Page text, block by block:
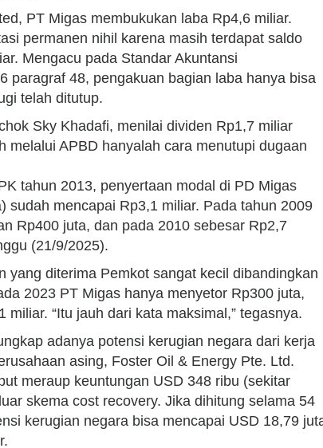
PT Migas membukukan laba Rp4,6 miliar.
permanen nihil karena masih terdapat saldo
Mengacu pada Standar Akuntansi
paragraf 48, pengakuan bagian laba hanya bisa
telah ditutup.
Sky Khadafi, menilai dividen Rp1,7 miliar
melalui APBD hanyalah cara menutupi dugaan
tahun 2013, penyertaan modal di PD Migas
sudah mencapai Rp3,1 miliar. Pada tahun 2009
Rp400 juta, dan pada 2010 sebesar Rp2,7
(21/9/2025).
yang diterima Pemkot sangat kecil dibandingkan
2023 PT Migas hanya menyetor Rp300 juta,
miliar. “Itu jauh dari kata maksimal,” tegasnya.
adanya potensi kerugian negara dari kerja
asing, Foster Oil & Energy Pte. Ltd.
meraup keuntungan USD 348 ribu (sekitar
skema cost recovery. Jika dihitung selama 54
kerugian negara bisa mencapai USD 18,79